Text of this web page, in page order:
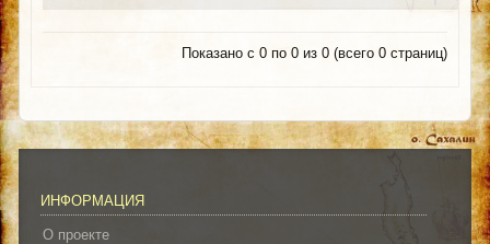
Показано с 0 по 0 из 0 (всего 0 страниц)
ИНФОРМАЦИЯ
О проекте